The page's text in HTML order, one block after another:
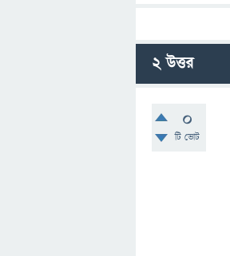
2উত্তর
0
টি ভোট